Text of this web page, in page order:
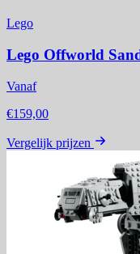
Lego
Lego Offworld
Vanaf
€159,00
Vergelijk prijzen